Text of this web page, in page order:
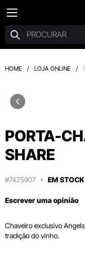
HOME / LOJA ONLINE /
PORTA-
SHARE
#7425907 EM STOCK
Escrever uma opinião
Chaveiro exclusivo
tradição do vinho.